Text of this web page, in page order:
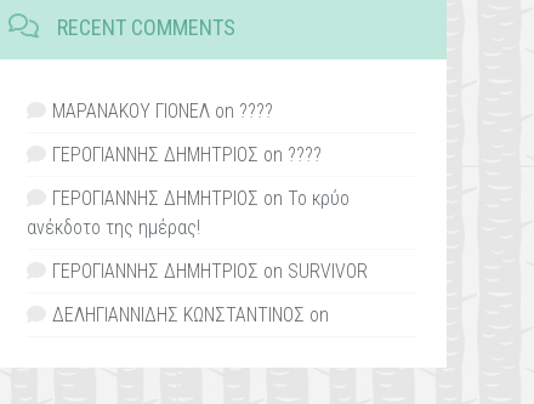
RECENT COMMENTS
ΜΑΡΑΝΑΚΟΥ ΓΙΟΝΕΛ on ????
ΓΕΡΟΓΙΑΝΝΗΣ ΔΗΜΗΤΡΙΟΣ on ????
ΓΕΡΟΓΙΑΝΝΗΣ ΔΗΜΗΤΡΙΟΣ on Το κρύο
ανέκδοτο της ημέρας!
ΓΕΡΟΓΙΑΝΝΗΣ ΔΗΜΗΤΡΙΟΣ on SURVIVOR
ΔΕΛΗΓΙΑΝΝΙΔΗΣ ΚΩΝΣΤΑΝΤΙΝΟΣ on